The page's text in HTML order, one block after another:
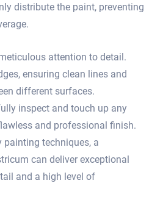
distribute the paint, preventing
attention to detail.​
ensuring clean lines and
different surfaces.​
inspect and touch up any
and professional finish.
painting techniques, a
can deliver exceptional
and a high level of